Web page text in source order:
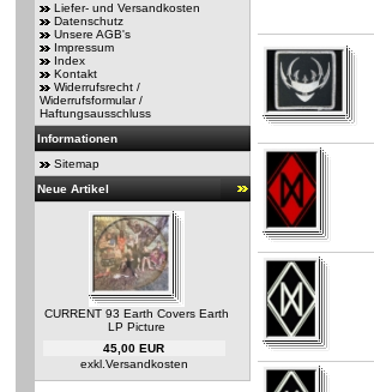
Liefer- und Versandkosten
Datenschutz
Unsere AGB's
Impressum
Index
Kontakt
Widerrufsrecht /
Widerrufsformular /
Haftungsausschluss
Informationen
Sitemap
Neue Artikel
CURRENT 93 Earth Covers Earth
LP Picture
45,00 EUR
exkl. Versandkosten